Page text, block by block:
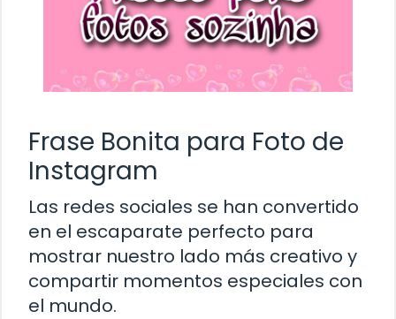
Frase Bonita para Foto de
Instagram
Las redes sociales se han convertido
en el escaparate perfecto para
mostrar nuestro lado más creativo y
compartir momentos especiales con
el mundo.